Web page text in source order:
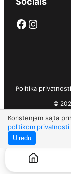
Korištenjem sajta
politikom privatnosti
U redu
Facebook Instagram
Politika privatnosti
©